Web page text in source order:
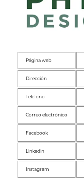
Página web
Dirección
Teléfono
Correo electrónico
Facebook
Linkedin
Instagram